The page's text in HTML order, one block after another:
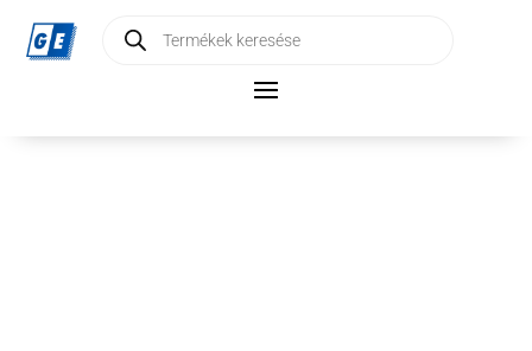
search